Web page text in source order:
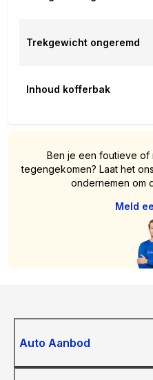
Trekgewicht ongeremd
Inhoud kofferbak
Ben je een foutieve of
tegengekomen? Laat het
ondernemen om
Meld
Auto Aanbod